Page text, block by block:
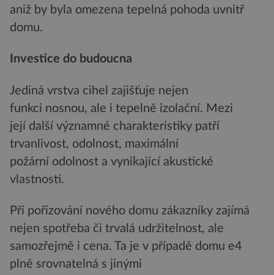
aniž by byla omezena tepelná pohoda uvnitř
domu.
Investice do budoucna
Jediná vrstva cihel zajišťuje nejen
funkci nosnou, ale i tepelně izolační. Mezi
její další významné charakteristiky patří
trvanlivost, odolnost, maximální
požární odolnost a vynikající akustické
vlastnosti.
Při pořizování nového domu zákazníky zajímá
nejen spotřeba či trvalá udržitelnost, ale
samozřejmě i cena. Ta je v případě domu e4
plně srovnatelná s jinými